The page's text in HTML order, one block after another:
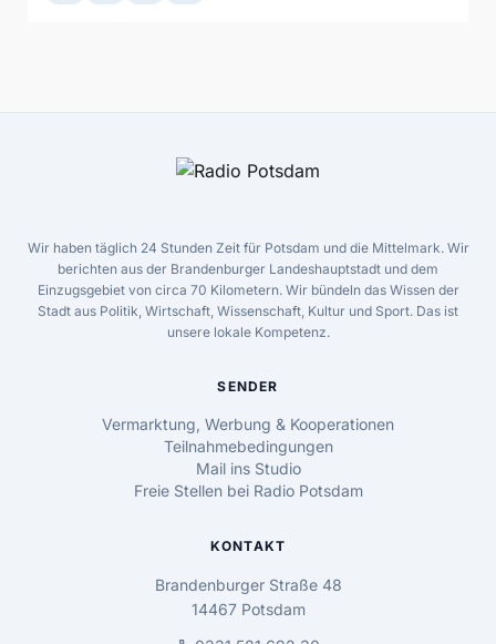
Wir haben täglich 24 Stunden Zeit für Potsdam und die Mittelmark. Wir
berichten aus der Brandenburger Landeshauptstadt und dem
Einzugsgebiet von circa 70 Kilometern. Wir bündeln das Wissen der
Stadt aus Politik, Wirtschaft, Wissenschaft, Kultur und Sport. Das ist
unsere lokale Kompetenz.
SENDER
Vermarktung, Werbung & Kooperationen
Teilnahmebedingungen
Mail ins Studio
Freie Stellen bei Radio Potsdam
KONTAKT
Brandenburger Straße 48
14467 Potsdam